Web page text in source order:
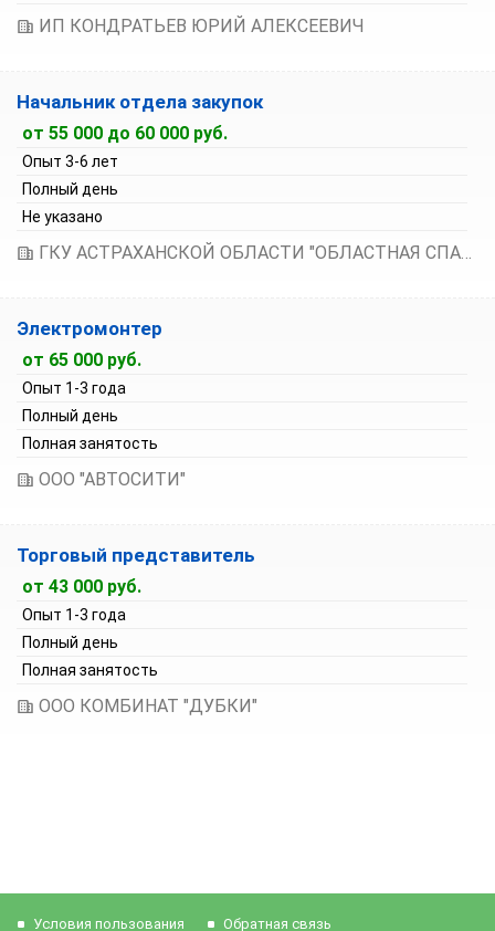
ИП КОНДРАТЬЕВ ЮРИЙ АЛЕКСЕЕВИЧ
Начальник отдела закупок
от 55 000 до 60 000 руб.
Опыт 3-6 лет
Полный день
Не указано
ГКУ АСТРАХАНСКОЙ ОБЛАСТИ "ОБЛАСТНАЯ СПАСАТЕЛЬНО-ПОЖАРНАЯ СЛУЖБА"
Электромонтер
от 65 000 руб.
Опыт 1-3 года
Полный день
Полная занятость
ООО "АВТОСИТИ"
Торговый представитель
от 43 000 руб.
Опыт 1-3 года
Полный день
Полная занятость
ООО КОМБИНАТ "ДУБКИ"
Условия пользования Обратная связь